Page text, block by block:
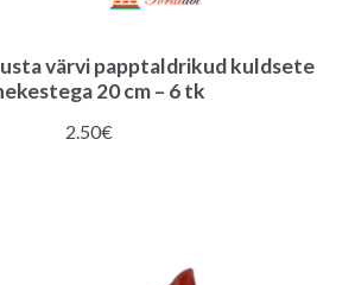
värvi papptaldrikud kuldsete
20 cm – 6 tk
2.50€